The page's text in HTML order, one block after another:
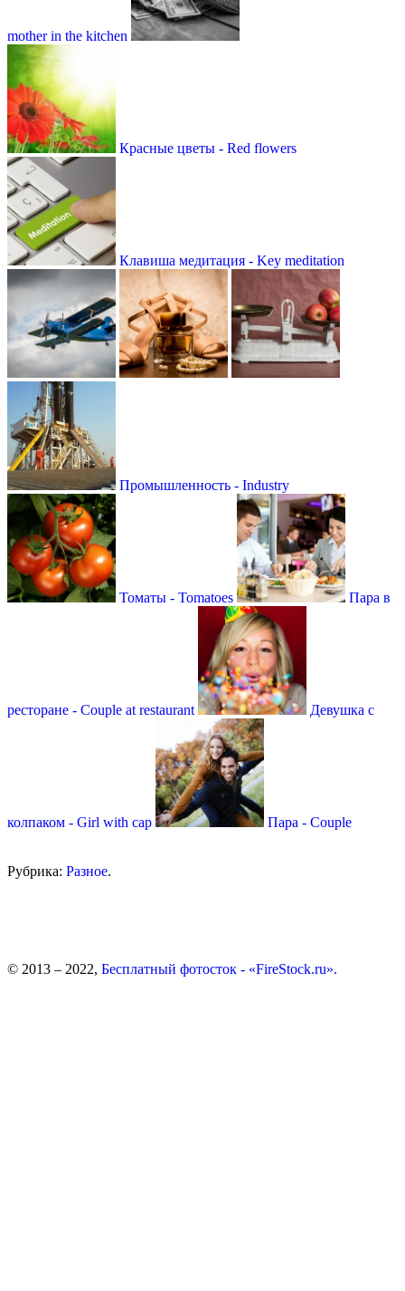
mother in the kitchen
Красные цветы - Red flowers
Клавиша медитация - Key meditation
Промышленность - Industry
Томаты - Tomatoes Пара в
ресторане - Couple at restaurant Девушка с
колпаком - Girl with cap Пара - Couple
Рубрика: Разное.
© 2013 – 2022, Бесплатный фотосток - «FireStock.ru».